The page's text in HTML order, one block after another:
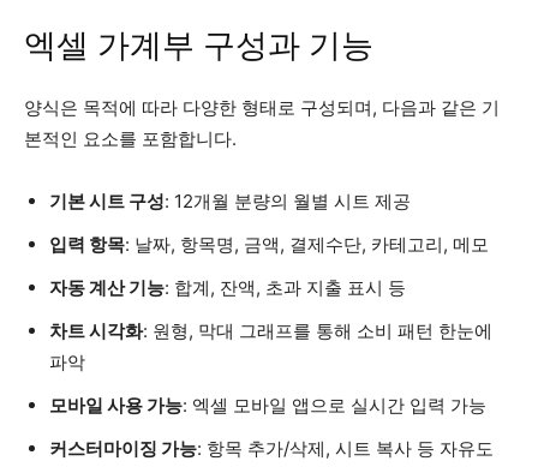
엑셀 가계부 구성과 기능
양식은 목적에 따라 다양한 형태로 구성되며, 다음과 같은 기
본적인 요소를 포함합니다.
기본 시트 구성: 12개월 분량의 월별 시트 제공
입력 항목: 날짜, 항목명, 금액, 결제수단, 카테고리, 메모
자동 계산 기능: 합계, 잔액, 초과 지출 표시 등
차트 시각화: 원형, 막대 그래프를 통해 소비 패턴 한눈에
파악
모바일 사용 가능: 엑셀 모바일 앱으로 실시간 입력 가능
커스터마이징 가능: 항목 추가/삭제, 시트 복사 등 자유도